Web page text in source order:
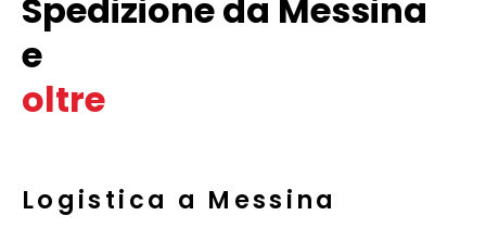
Spedizione da Messina
e
oltre
Logistica a Messina